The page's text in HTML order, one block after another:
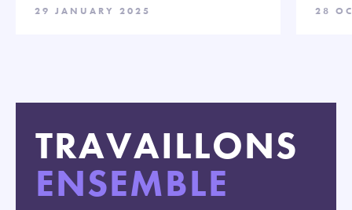
29 JANUARY 2025 28
TRAVAILLONS
ENSEMBLE